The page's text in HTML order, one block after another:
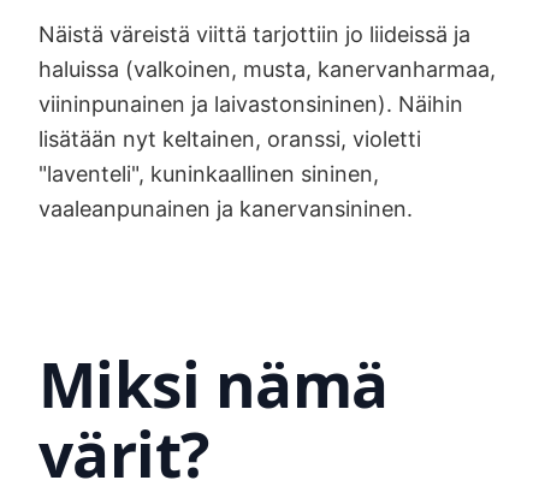
Näistä väreistä viittä tarjottiin jo liideissä ja
haluissa (valkoinen, musta, kanervanharmaa,
viininpunainen ja laivastonsininen). Näihin
lisätään nyt keltainen, oranssi, violetti
"laventeli", kuninkaallinen sininen,
vaaleanpunainen ja kanervansininen.
Miksi nämä
värit?